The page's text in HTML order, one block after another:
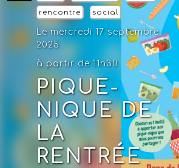
rencontre social
Le mercredi 17 septembre
2025
à partir de 11h30
PIQUE-
NIQUE DE
LA
RENTRÉE